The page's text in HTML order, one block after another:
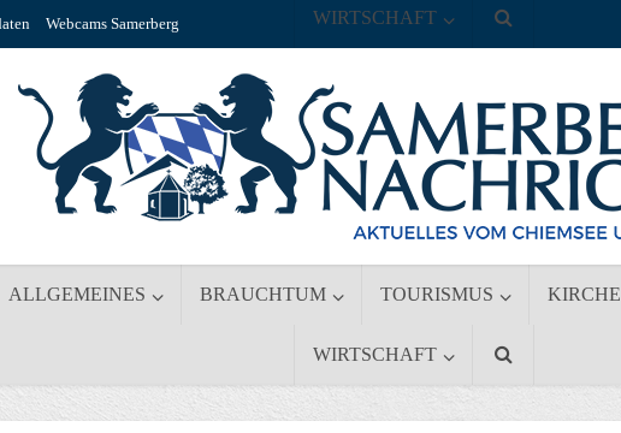
Webcams Samerberg
ALLGEMEINES BRAUCHTUM TOURISMUS KIRCHE
WIRTSCHAFT
WIRTSCHAFT